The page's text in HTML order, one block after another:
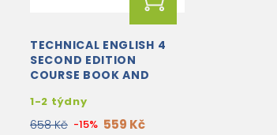
TECHNICAL ENGLISH 4
SECOND EDITION
COURSE BOOK AND
1-2 týdny
658 Kč -15% 559 Kč